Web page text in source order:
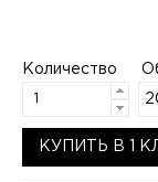
Количество
КУПИТЬ В 1